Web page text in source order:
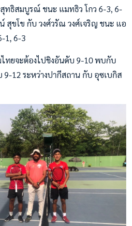
ทธิสมบูรณ์ ชนะ แมทธิว โกว 6-3, 6-
สุขโข กับ วงศ์วรัณ วงศ์เจริญ ชนะ แอ
1, 6-3
ทยจะต้องไปชิงอันดับ 9-10 พบกับ
12 ระหว่างปากีสถาน กับ อุซเบกิส